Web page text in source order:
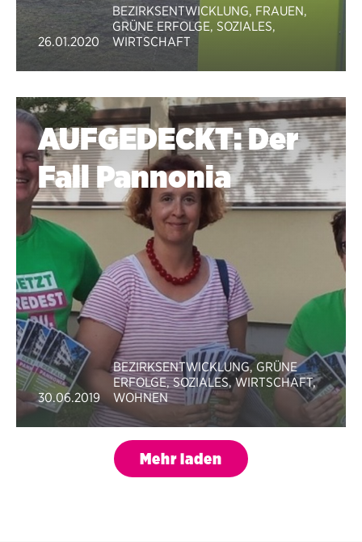
26.01.2020
BEZIRKSENTWICKLUNG, FRAUEN,
GRÜNE ERFOLGE, SOZIALES,
WIRTSCHAFT
AUFGEDECKT: Der
Fall Pannonia
30.06.2019
BEZIRKSENTWICKLUNG,GRÜNE
ERFOLGE,SOZIALES,WIRTSCHAFT,
WOHNEN
Mehr laden